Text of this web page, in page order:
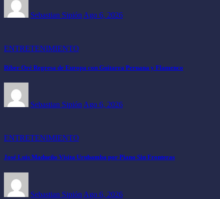
Sebastian Sipión Ago 6, 2026
ENTRETENIMIENTO
Riber Oré Regresa de Europa con Guitarra Peruana y Flamenco
Sebastian Sipión Ago 6, 2026
ENTRETENIMIENTO
José Luis Madueño Visita Urubamba por Piano Sin Fronteras
Sebastian Sipión Ago 6, 2026